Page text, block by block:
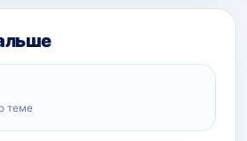
теме